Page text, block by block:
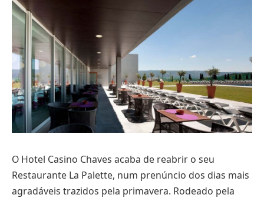
O Hotel Casino Chaves acaba de reabrir o seu
Restaurante La Palette, num prenúncio dos dias mais
agradáveis trazidos pela primavera. Rodeado pela